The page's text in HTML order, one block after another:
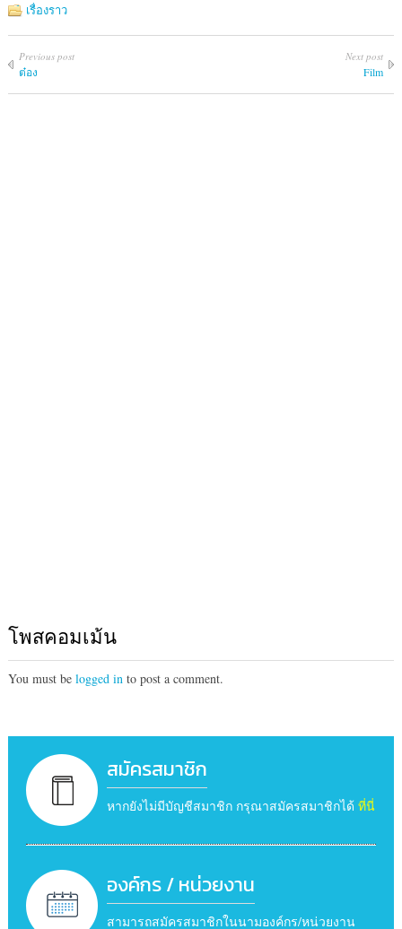
เรื่องราว
Previous post
ต๋อง
Next post
Film
โพสคอมเม้น
You must be logged into post a comment.
สมัครสมาชิก
หากยังไม่มีบัญชีสมาชิก กรุณาสมัครสมาชิกได้ ที่นี่
องค์กร / หน่วยงาน
สามารถสมัครสมาชิกในนามองค์กร/หน่วยงาน